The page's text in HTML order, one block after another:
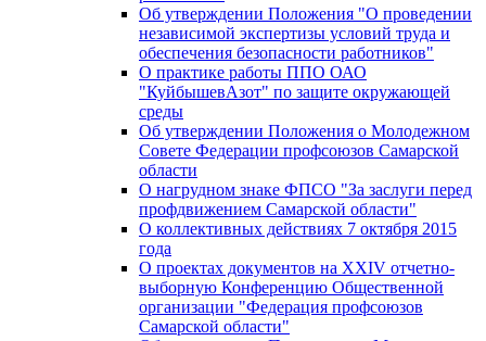
Об утверждении Положения "О проведении
независимой экспертизы условий труда и
обеспечения безопасности работников"
О практике работы ППО ОАО
"КуйбышевАзот" по защите окружающей
среды
Об утверждении Положения о Молодежном
Совете Федерации профсоюзов Самарской
области
О нагрудном знаке ФПСО "За заслуги перед
профдвижением Самарской области"
О коллективных действиях 7 октября 2015
года
О проектах документов на XXIV отчетно-
выборную Конференцию Общественной
организации "Федерация профсоюзов
Самарской области"